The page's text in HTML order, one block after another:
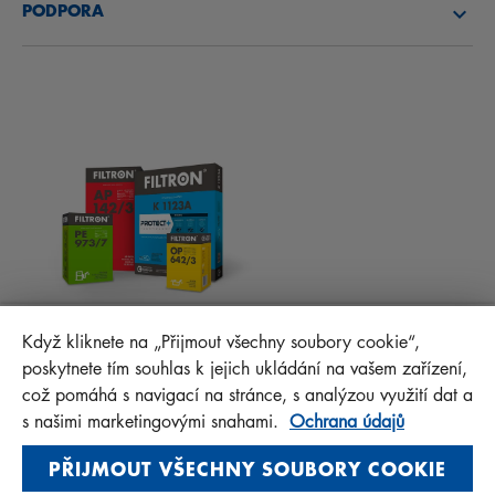
PODPORA
FAQ
MANN+HUMMEL FT Poland
Sp. z o. o. Sp. k.
ul. Wrocławska 145, 63-800 GOSTYŃ, POLAND
Privacy Statement
Imprint
Když kliknete na „Přijmout všechny soubory cookie“,
poskytnete tím souhlas k jejich ukládání na vašem zařízení,
což pomáhá s navigací na stránce, s analýzou využití dat a
s našimi marketingovými snahami. Ochrana údajů
PŘIJMOUT VŠECHNY SOUBORY COOKIE